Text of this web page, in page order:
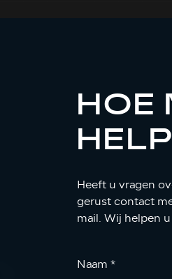
HOE
Heeft u vragen
gerust contact
mail. Wij helpen
Naam *